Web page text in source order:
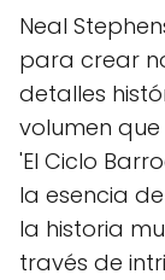
Neal
para crear
detalles
volumen
'El Ciclo
la esencia
la historia
través de